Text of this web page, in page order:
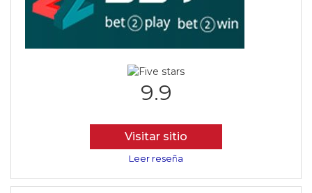
9.9
Visitar sitio
Leer reseña